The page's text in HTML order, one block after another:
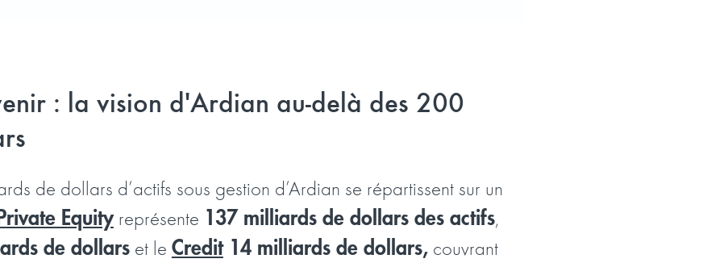
: la vision d'Ardian au-delà des 200
de dollars d’actifs sous gestion d’Ardian se répartissent sur un
Equityreprésente 137 milliards de dollars des actifs,
de dollarset le Credit14 milliards de dollars,couvrant